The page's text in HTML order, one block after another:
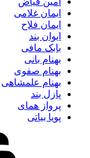
ایمان غلامی
ایمان فلاح
ایوان بند
بابک مافی
بهنام بانی
بهنام صفوی
بهنام علمشاهی
پازل بند
پرواز همای
پویا بیاتی